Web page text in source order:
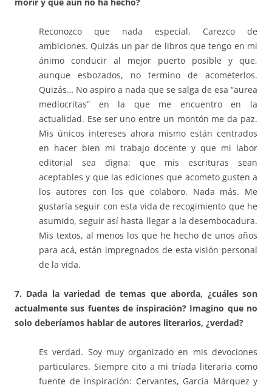
morir y que aún no ha hecho?
Reconozco que nada especial. Carezco de
ambiciones. Quizás un par de libros que tengo en mi
ánimo conducir al mejor puerto posible y que,
aunque esbozados, no termino de acometerlos.
Quizás… No aspiro a nada que se salga de esa “aurea
mediocritas” en la que me encuentro en la
actualidad. Ese ser uno entre un montón me da paz.
Mis únicos intereses ahora mismo están centrados
en hacer bien mi trabajo docente y que mi labor
editorial sea digna: que mis escrituras sean
aceptables y que las ediciones que acometo gusten a
los autores con los que colaboro. Nada más. Me
gustaría seguir con esta vida de recogimiento que he
asumido, seguir así hasta llegar a la desembocadura.
Mis textos, al menos los que he hecho de unos años
para acá, están impregnados de esta visión personal
de la vida.
7. Dada la variedad de temas que aborda, ¿cuáles son
actualmente sus fuentes de inspiración? Imagino que no
solo deberíamos hablar de autores literarios, ¿verdad?
Es verdad. Soy muy organizado en mis devociones
particulares. Siempre cito a mi tríada literaria como
fuente de inspiración: Cervantes, García Márquez y